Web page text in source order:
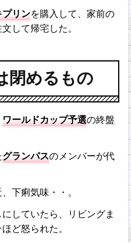
リンを購入して、家前の
して帰宅した。
閉めるもの
ワールドカップ予選の終盤
グランパスのメンバーが代
下痢気味・・。
していたら、リビングま
ど怒られた。